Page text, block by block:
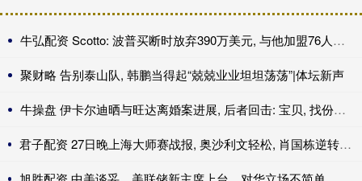
牛弘配资 Scotto: 波普买断时放弃390万美元, 与他加盟76人年薪相同
聚财略 告别泰山队, 韩鹏当得起“兢兢业业坦坦荡荡”|体坛新声
牛操盘 伊卡尔迪晒与旺达离婚案进展, 后者回击: 宝贝, 找份工作吧
君子配资 27日晚上海大师赛战报, 奥沙利文轻松, 肖国栋逆转, 周跃龙绝杀